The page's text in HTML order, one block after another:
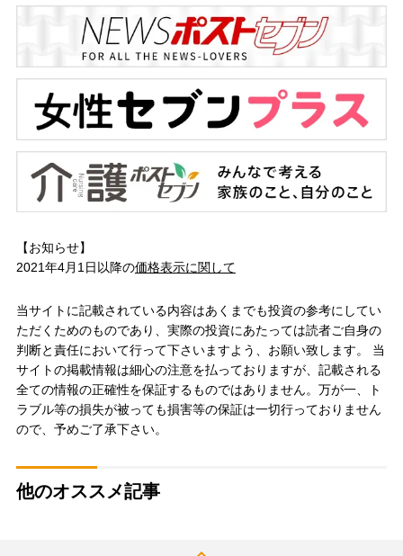
【お知らせ】
2021年4月1日以降の価格表示に関して
当サイトに記載されている内容はあくまでも投資の参考にしてい
ただくためのものであり、実際の投資にあたっては読者ご自身の
判断と責任において行って下さいますよう、お願い致します。 当
サイトの掲載情報は細心の注意を払っておりますが、記載される
全ての情報の正確性を保証するものではありません。万が一、ト
ラブル等の損失が被っても損害等の保証は一切行っておりません
ので、予めご了承下さい。
他のオススメ記事